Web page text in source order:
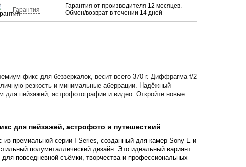
Гарантия
Гарантия от производителя 12 месяцев.
Обмен/возврат в течении 14 дней
фикс для беззеркалок, весит всего 370 г. Диффрагма f/2
резкость и минимальные аберрации. Надёжный
для пейзажей, астрофотографии и видео. Откройте новые
для пейзажей, астрофото и путешествий
из премиальной серии I-Series, созданный для камер Sony E и
полуметаллический дизайн. Это идеальный вариант
повседневной съёмки, творчества и профессиональных